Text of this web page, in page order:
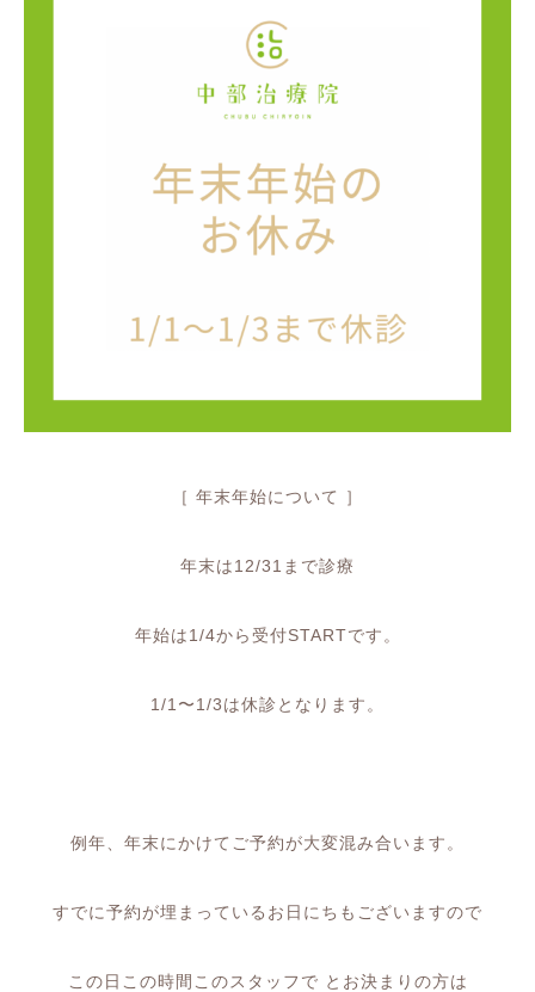
［ 年末年始について ］
年末は12/31 まで診療
年始は1/4から受付STARTです。
1/1 〜1/3は休診となります。
例年、年末にかけてご予約が大変混み合います。
すでに予約が埋まっているお日にちもございますので
この日この時間このスタッフで とお決まりの方は